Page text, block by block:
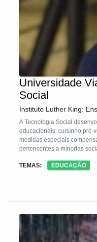
Universidade
Social
Instituto Luther King:
A Tecnologia Social
educacionais: cursinho pré-
medidas especiais
pertencentes a minorias
TEMAS:
EDUCAÇÃO